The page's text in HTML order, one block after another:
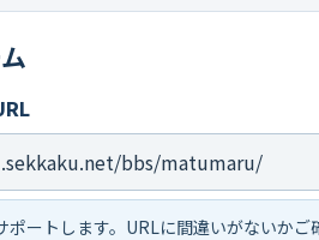
ポートします。URLに間違いがないかご